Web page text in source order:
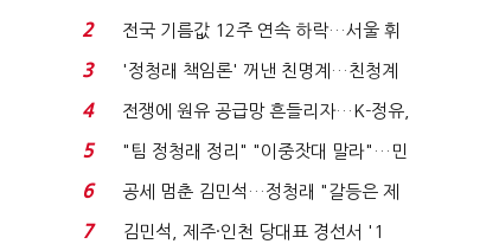
청래 "반명 공세 사...
2
전국 기름값 12주 연속 하락…서울 휘
발윳값 1909원...
3
'정청래 책임론' 꺼낸 친명계…친청계
는 추가투표 때리기...
4
전쟁에 원유 공급망 흔들리자…K-정유,
에너지안보 핵심...
5
"팀 정청래 정리" "이중잣대 말라"…민
주 최고위원 계파 다...
6
공세 멈춘 김민석…정청래 "갈등은 제
가 수습"
7 김민석, 제주·인천 당대표 경선서 '1